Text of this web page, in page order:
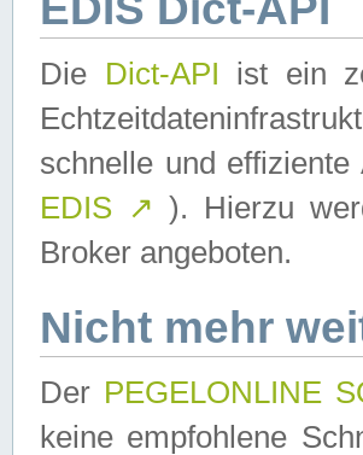
Die Dict-API ist ein
schnelle und
EDIS ↗ ). Hierzu
Broker angeboten.
Nicht mehr
Der PEGELONLINE
keine empfohlene